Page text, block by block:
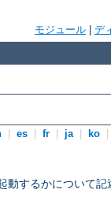
モジュール デ
es fr ja ko
動するかについて記